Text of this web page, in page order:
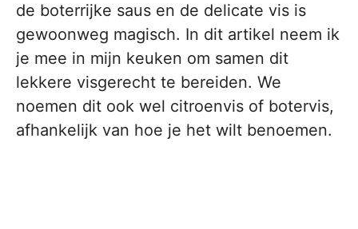
de boterrijke saus en de delicate vis is
gewoonweg magisch. In dit artikel neem ik
je mee in mijn keuken om samen dit
lekkere visgerecht te bereiden. We
noemen dit ook wel citroenvis of botervis,
afhankelijk van hoe je het wilt benoemen.